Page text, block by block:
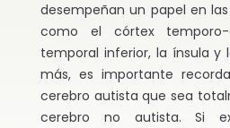
desempeñan un papel en
como el córtex
temporal inferior, la ínsula y
más, es importante
cerebro autista que sea
cerebro no autista. Si